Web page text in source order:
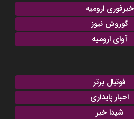
خبرفوری ارومیه
گوروش نیوز
آوای ارومیه
فوتبال برتر
اخبار پایداری
شیدا خبر